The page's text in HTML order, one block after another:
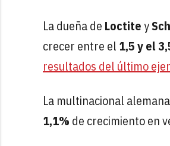
La dueña de Loctitey
crecer entre el 1,5 y el
resultados del último
La multinacional
1,1% de crecimiento en